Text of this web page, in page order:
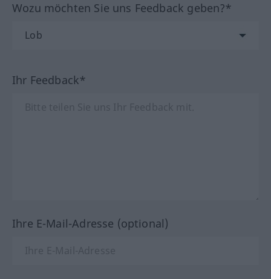
Wozu möchten Sie uns Feedback geben?*
Ihr Feedback*
Ihre E-Mail-Adresse (optional)